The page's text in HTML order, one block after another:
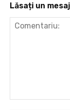
Lăsați un